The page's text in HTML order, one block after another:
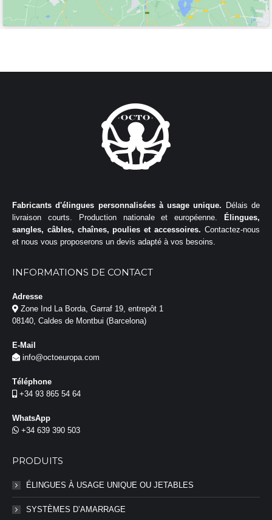
Fabricants d'élingues personnalisées à usage unique. Délais de
livraison courts. Production nationale et européenne.
Élingues,
sangles, câbles, chaînes, poulies et accessoires. Contactez-nous
et nous vous proposerons un devis adapté à vos besoins.
INFORMATIONS DE CONTACT
Adresse
Zone Ind La Borda, Garraf 19, entrepôt 1
08140, Caldes de Montbui (Barcelona)
E-Mail
info@octoeuropa.com
Téléphone
+34 93 865 54 64
WhatsApp
+34 639 390 503
PRODUITS
ÉLINGUES À USAGE UNIQUE OU JETABLES
SYSTÈMES D’AMARRAGE